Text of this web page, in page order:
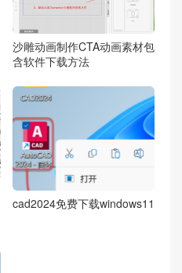
沙雕动画制作CTA动画素材包
含软件下载方法
cad2024免费下载windows11